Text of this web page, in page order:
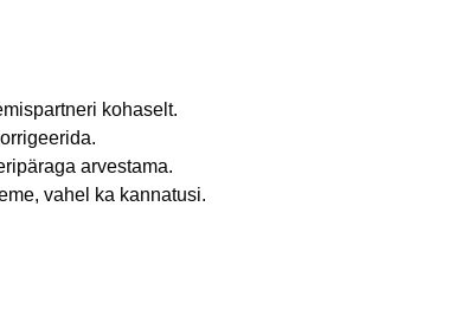
kohaselt.
arvestama.
vahel ka kannatusi.